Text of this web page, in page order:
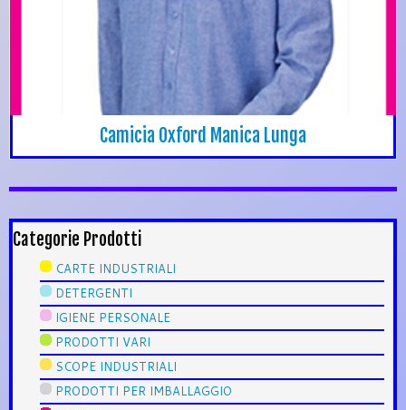
Camicia Oxford Manica Lunga
Categorie Prodotti
CARTE INDUSTRIALI
DETERGENTI
IGIENE PERSONALE
PRODOTTI VARI
SCOPE INDUSTRIALI
PRODOTTI PER IMBALLAGGIO